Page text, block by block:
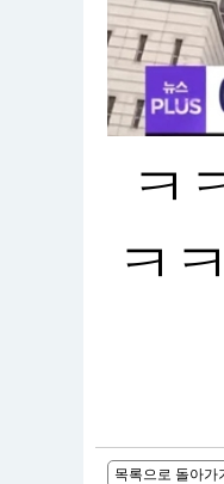
ㅋ
ㅋ
목록으로 돌아가